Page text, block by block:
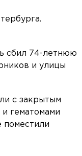
сбил 74-летнюю
и улицы
с закрытым
гематомами
поместили